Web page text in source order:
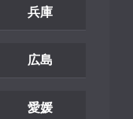
兵庫
広島
愛媛